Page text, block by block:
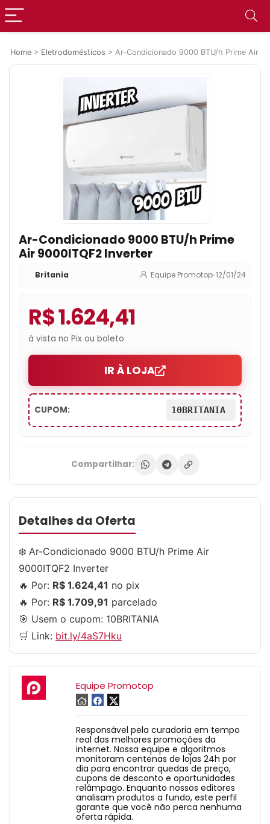
Home > Eletrodomésticos > Ar-Condicionado 9000 BTU/h Prime Air
Ar-Condicionado 9000 BTU/h Prime
Air 9000ITQF2 Inverter
Britania Equipe Promotop•12/01/24
R$ 1.624,41
à vista no Pix ou boleto
IR À LOJA
CUPOM: 10BRITANIA
Compartilhar:
Detalhes da Oferta
❄️ Ar-Condicionado 9000 BTU/h Prime Air
9000ITQF2 Inverter
🔥 Por: R$ 1.624,41 no pix
🔥 Por: R$ 1.709,91 parcelado
🎯 Usem o cupom: 10BRITANIA
🛒 Link: bit.ly/4aS7Hku
Equipe Promotop
Responsável pela curadoria em tempo
real das melhores promoções da
internet. Nossa equipe e algoritmos
monitoram centenas de lojas 24h por
dia para encontrar quedas de preço,
cupons de desconto e oportunidades
relâmpago. Enquanto nossos editores
analisam produtos a fundo, este perfil
garante que você não perca nenhuma
oferta rápida.